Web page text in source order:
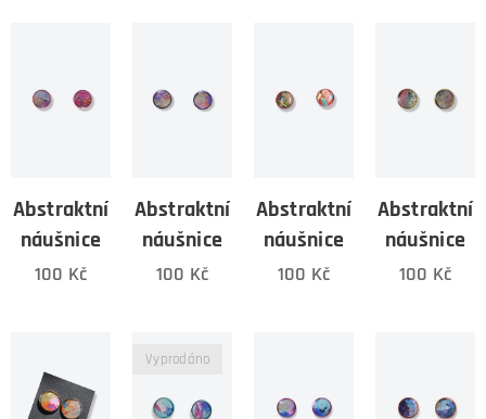
Abstraktní
náušnice
100 Kč
Abstraktní
náušnice
100 Kč
Abstraktní
náušnice
100 Kč
Abstraktní
náušnice
100 Kč
Vyprodáno